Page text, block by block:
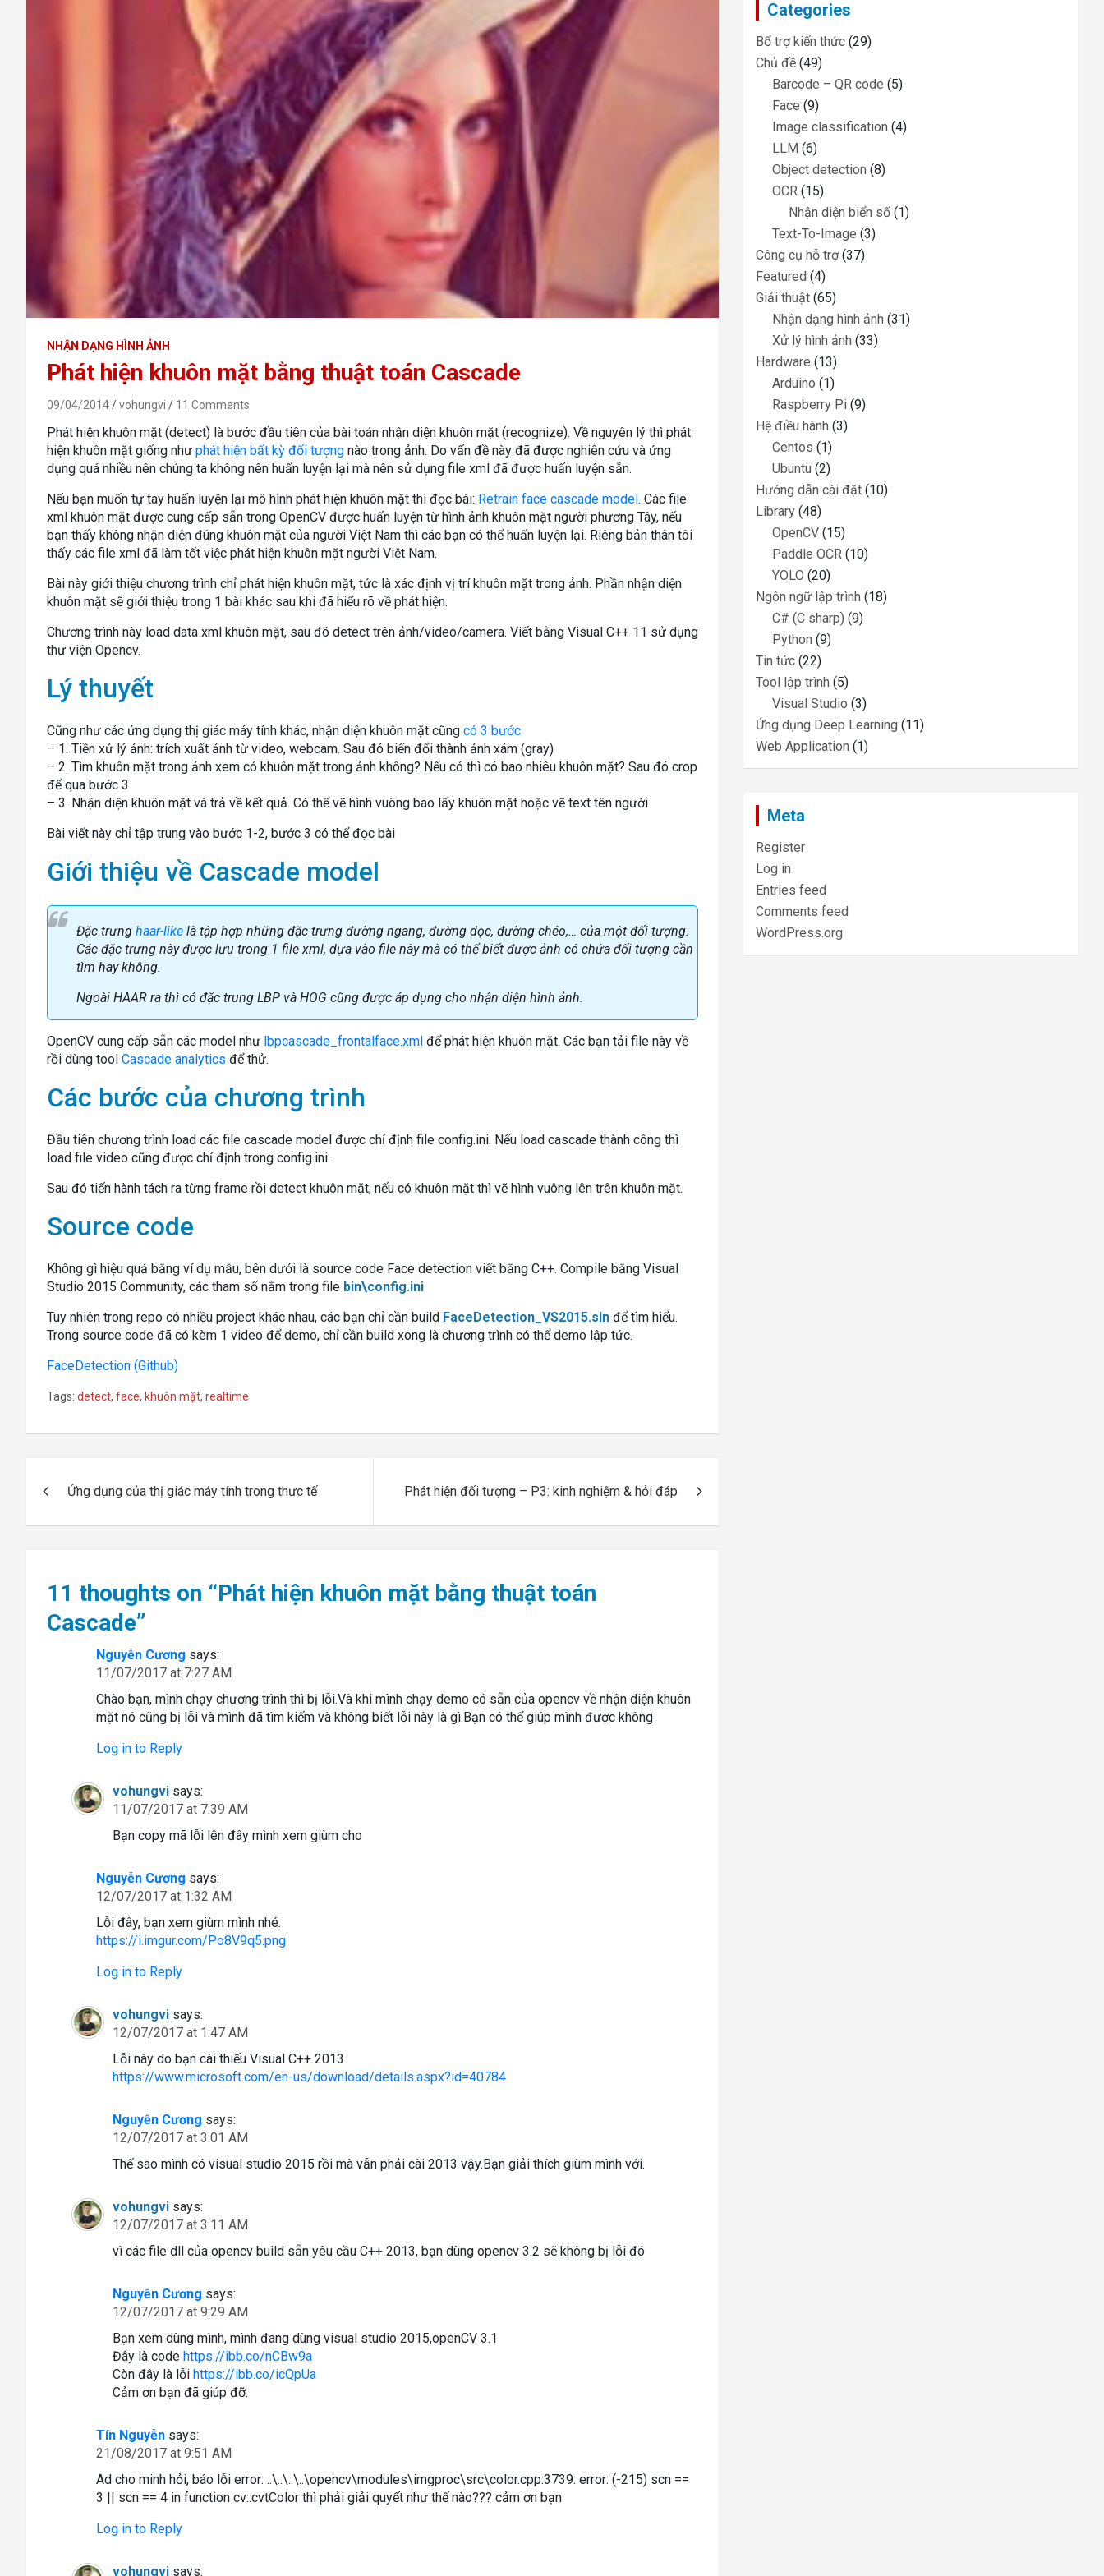
NHẬN DẠNG HÌNH ẢNH
Phát hiện khuôn mặt bằng thuật toán Cascade
09/04/2014 vohungvi 11 Comments
Phát hiện khuôn mặt (detect) là bước đầu tiên của bài toán nhận diện khuôn mặt (recognize). Về nguyên lý thì phát
hiện khuôn mặt giống như phát hiện bất kỳ đối tượng nào trong ảnh. Do vấn đề này đã được nghiên cứu và ứng
dụng quá nhiều nên chúng ta không nên huấn luyện lại mà nên sử dụng file xml đã được huấn luyện sẵn.
Nếu bạn muốn tự tay huấn luyện lại mô hình phát hiện khuôn mặt thì đọc bài: Retrain face cascade model. Các file
xml khuôn mặt được cung cấp sẵn trong OpenCV được huấn luyện từ hình ảnh khuôn mặt người phương Tây, nếu
bạn thấy không nhận diện đúng khuôn mặt của người Việt Nam thì các bạn có thể huấn luyện lại. Riêng bản thân tôi
thấy các file xml đã làm tốt việc phát hiện khuôn mặt người Việt Nam.
Bài này giới thiệu chương trình chỉ phát hiện khuôn mặt, tức là xác định vị trí khuôn mặt trong ảnh. Phần nhận diện
khuôn mặt sẽ giới thiệu trong 1 bài khác sau khi đã hiểu rõ về phát hiện.
Chương trình này load data xml khuôn mặt, sau đó detect trên ảnh/video/camera. Viết bằng Visual C++ 11 sử dụng
thư viện Opencv.
Lý thuyết
Cũng như các ứng dụng thị giác máy tính khác, nhận diện khuôn mặt cũng có 3 bước
– 1. Tiền xử lý ảnh: trích xuất ảnh từ video, webcam. Sau đó biến đổi thành ảnh xám (gray)
– 2. Tìm khuôn mặt trong ảnh xem có khuôn mặt trong ảnh không? Nếu có thì có bao nhiêu khuôn mặt? Sau đó crop
để qua bước 3
– 3. Nhận diện khuôn mặt và trả về kết quả. Có thể vẽ hình vuông bao lấy khuôn mặt hoặc vẽ text tên người
Bài viết này chỉ tập trung vào bước 1-2, bước 3 có thể đọc bài
Giới thiệu về Cascade model
Đặc trưng haar-like là tập hợp những đặc trưng đường ngang, đường dọc, đường chéo,… của một đối tượng.
Các đặc trưng này được lưu trong 1 file xml, dựa vào file này mà có thể biết được ảnh có chứa đối tượng cần
tìm hay không.
Ngoài HAAR ra thì có đặc trung LBP và HOG cũng được áp dụng cho nhận diện hình ảnh.
OpenCV cung cấp sẵn các model như lbpcascade_frontalface.xml để phát hiện khuôn mặt. Các bạn tải file này về
rồi dùng tool Cascade analytics để thử.
Các bước của chương trình
Đầu tiên chương trình load các file cascade model được chỉ định file config.ini. Nếu load cascade thành công thì
load file video cũng được chỉ định trong config.ini.
Sau đó tiến hành tách ra từng frame rồi detect khuôn mặt, nếu có khuôn mặt thì vẽ hình vuông lên trên khuôn mặt.
Source code
Không gì hiệu quả bằng ví dụ mẫu, bên dưới là source code Face detection viết bằng C++. Compile bằng Visual
Studio 2015 Community, các tham số nằm trong file bin\config.ini
Tuy nhiên trong repo có nhiều project khác nhau, các bạn chỉ cần build FaceDetection_VS2015.sln để tìm hiểu.
Trong source code đã có kèm 1 video để demo, chỉ cần build xong là chương trình có thể demo lập tức.
FaceDetection (Github)
Tags: detect, face, khuôn mặt, realtime
navigation
Ứng dụng của thị giác máy tính trong thực tế Phát hiện đối tượng – P3: kinh nghiệm & hỏi đáp
11 thoughts on “Phát hiện khuôn mặt bằng thuật toán
Cascade”
Nguyễn Cương says:
11/07/2017 at 7:27 AM
Chào bạn, mình chạy chương trình thì bị lỗi.Và khi mình chạy demo có sẵn của opencv về nhận diện khuôn
mặt nó cũng bị lỗi và mình đã tìm kiếm và không biết lỗi này là gì.Bạn có thể giúp mình được không
Log in to Reply
vohungvi says:
11/07/2017 at 7:39 AM
Bạn copy mã lỗi lên đây mình xem giùm cho
Nguyễn Cương says:
12/07/2017 at 1:32 AM
Lỗi đây, bạn xem giùm mình nhé.
https://i.imgur.com/Po8V9q5.png
Log in to Reply
vohungvi says:
12/07/2017 at 1:47 AM
Lỗi này do bạn cài thiếu Visual C++ 2013
https://www.microsoft.com/en-us/download/details.aspx?id=40784
Nguyễn Cương says:
12/07/2017 at 3:01 AM
Thế sao mình có visual studio 2015 rồi mà vẫn phải cài 2013 vậy.Bạn giải thích giùm mình với.
vohungvi says:
12/07/2017 at 3:11 AM
vì các file dll của opencv build sẵn yêu cầu C++ 2013, bạn dùng opencv 3.2 sẽ không bị lỗi đó
Nguyễn Cương says:
12/07/2017 at 9:29 AM
Bạn xem dùng mình, mình đang dùng visual studio 2015,openCV 3.1
Đây là code https://ibb.co/nCBw9a
Còn đây là lỗi https://ibb.co/icQpUa
Cảm ơn bạn đã giúp đỡ.
Tín Nguyễn says:
21/08/2017 at 9:51 AM
Ad cho minh hỏi, báo lỗi error: ..\..\..\..\opencv\modules\imgproc\src\color.cpp:3739: error: (-215) scn ==
3 || scn == 4 in function cv::cvtColor thì phải giải quyết như thế nào??? cảm ơn bạn
Log in to Reply
vohungvi says:
Categories
Bổ trợ kiến thức (29)
Chủ đề (49)
Barcode – QR code (5)
Face (9)
Image classification (4)
LLM (6)
Object detection (8)
OCR (15)
Nhận diện biển số (1)
Text-To-Image (3)
Công cụ hỗ trợ(37)
Featured (4)
Giải thuật (65)
Nhận dạng hình ảnh (31)
Xử lý hình ảnh (33)
Hardware (13)
Arduino (1)
Raspberry Pi (9)
Hệ điều hành (3)
Centos (1)
Ubuntu (2)
Hướng dẫn cài đặt (10)
Library (48)
OpenCV (15)
Paddle OCR (10)
YOLO (20)
Ngôn ngữ lập trình (18)
C# (C sharp) (9)
Python (9)
Tin tức (22)
Tool lập trình (5)
Visual Studio (3)
Ứng dụng Deep Learning (11)
Web Application (1)
Meta
Register
Log in
Entries feed
Comments feed
WordPress.org